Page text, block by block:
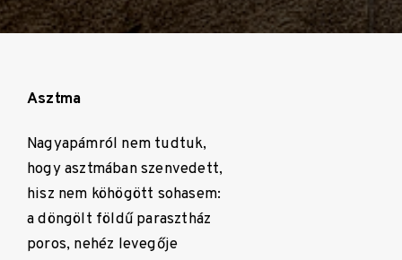
Asztma
Nagyapámról nem tudtuk,
hogy asztmában szenvedett,
hisz nem köhögött sohasem:
a döngölt földű parasztház
poros, nehéz levegője